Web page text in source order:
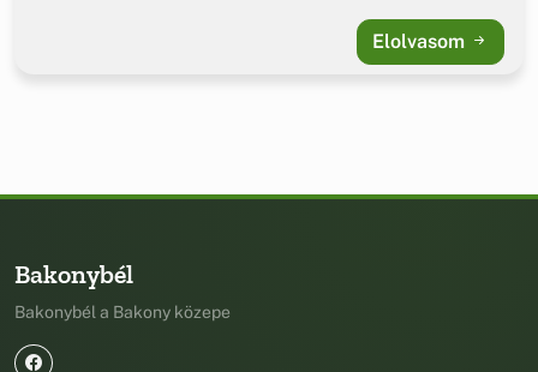
Elolvasom
Bakonybél
Bakonybél a Bakony közepe